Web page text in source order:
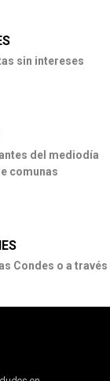
sin intereses
del mediodía
comunas
Condes o a través